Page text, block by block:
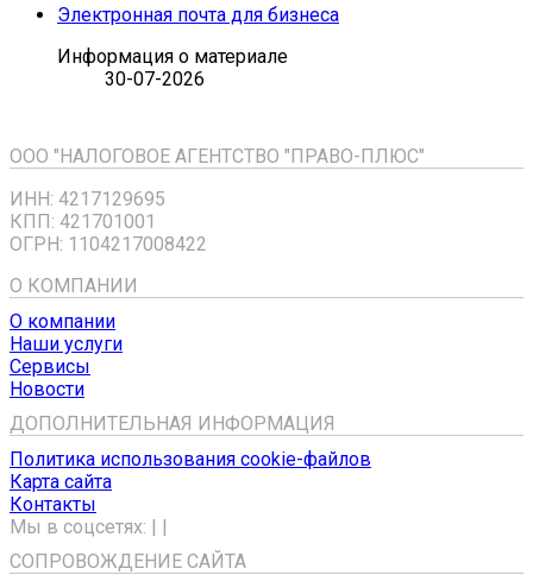
Электронная почта для бизнеса
Информация о материале
30-07-2026
ООО "НАЛОГОВОЕ АГЕНТСТВО "ПРАВО-ПЛЮС"
ИНН: 4217129695
КПП: 421701001
ОГРН: 1104217008422
О КОМПАНИИ
О компании
Наши услуги
Сервисы
Новости
ДОПОЛНИТЕЛЬНАЯ ИНФОРМАЦИЯ
Политика использования cookie-файлов
Карта сайта
Контакты
Мы в соцсетях:
СОПРОВОЖДЕНИЕ САЙТА